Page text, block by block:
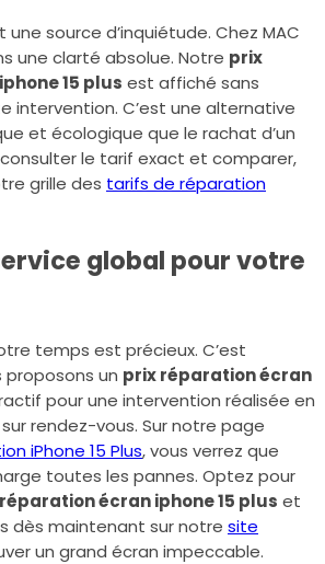
source d’inquiétude. Chez MAC
une clarté absolue. Notre prix
15 plus est affiché sans
intervention. C’est une alternative
et écologique que le rachat d’un
le tarif exact et comparer,
grille des tarifs de réparation
global pour votre
temps est précieux. C’est
proposons un prix réparation écran
pour une intervention réalisée en
rendez-vous. Sur notre page
iPhone 15 Plus, vous verrez que
toutes les pannes. Optez pour
réparation écran iphone 15 plus et
dès maintenant sur notre site
un grand écran impeccable.